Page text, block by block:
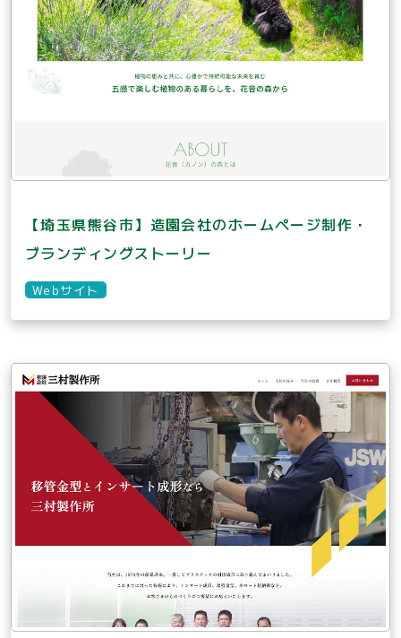
【埼玉県熊谷市】造園会社のホームページ制作・
ブランディングストーリー
Webサイト